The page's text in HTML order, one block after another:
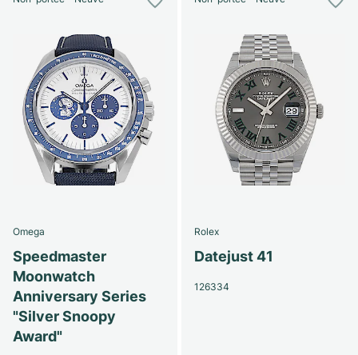
Omega
Speedmaster
Moonwatch
Anniversary Series
"Silver Snoopy
Award"
Rolex
Datejust 41
126334